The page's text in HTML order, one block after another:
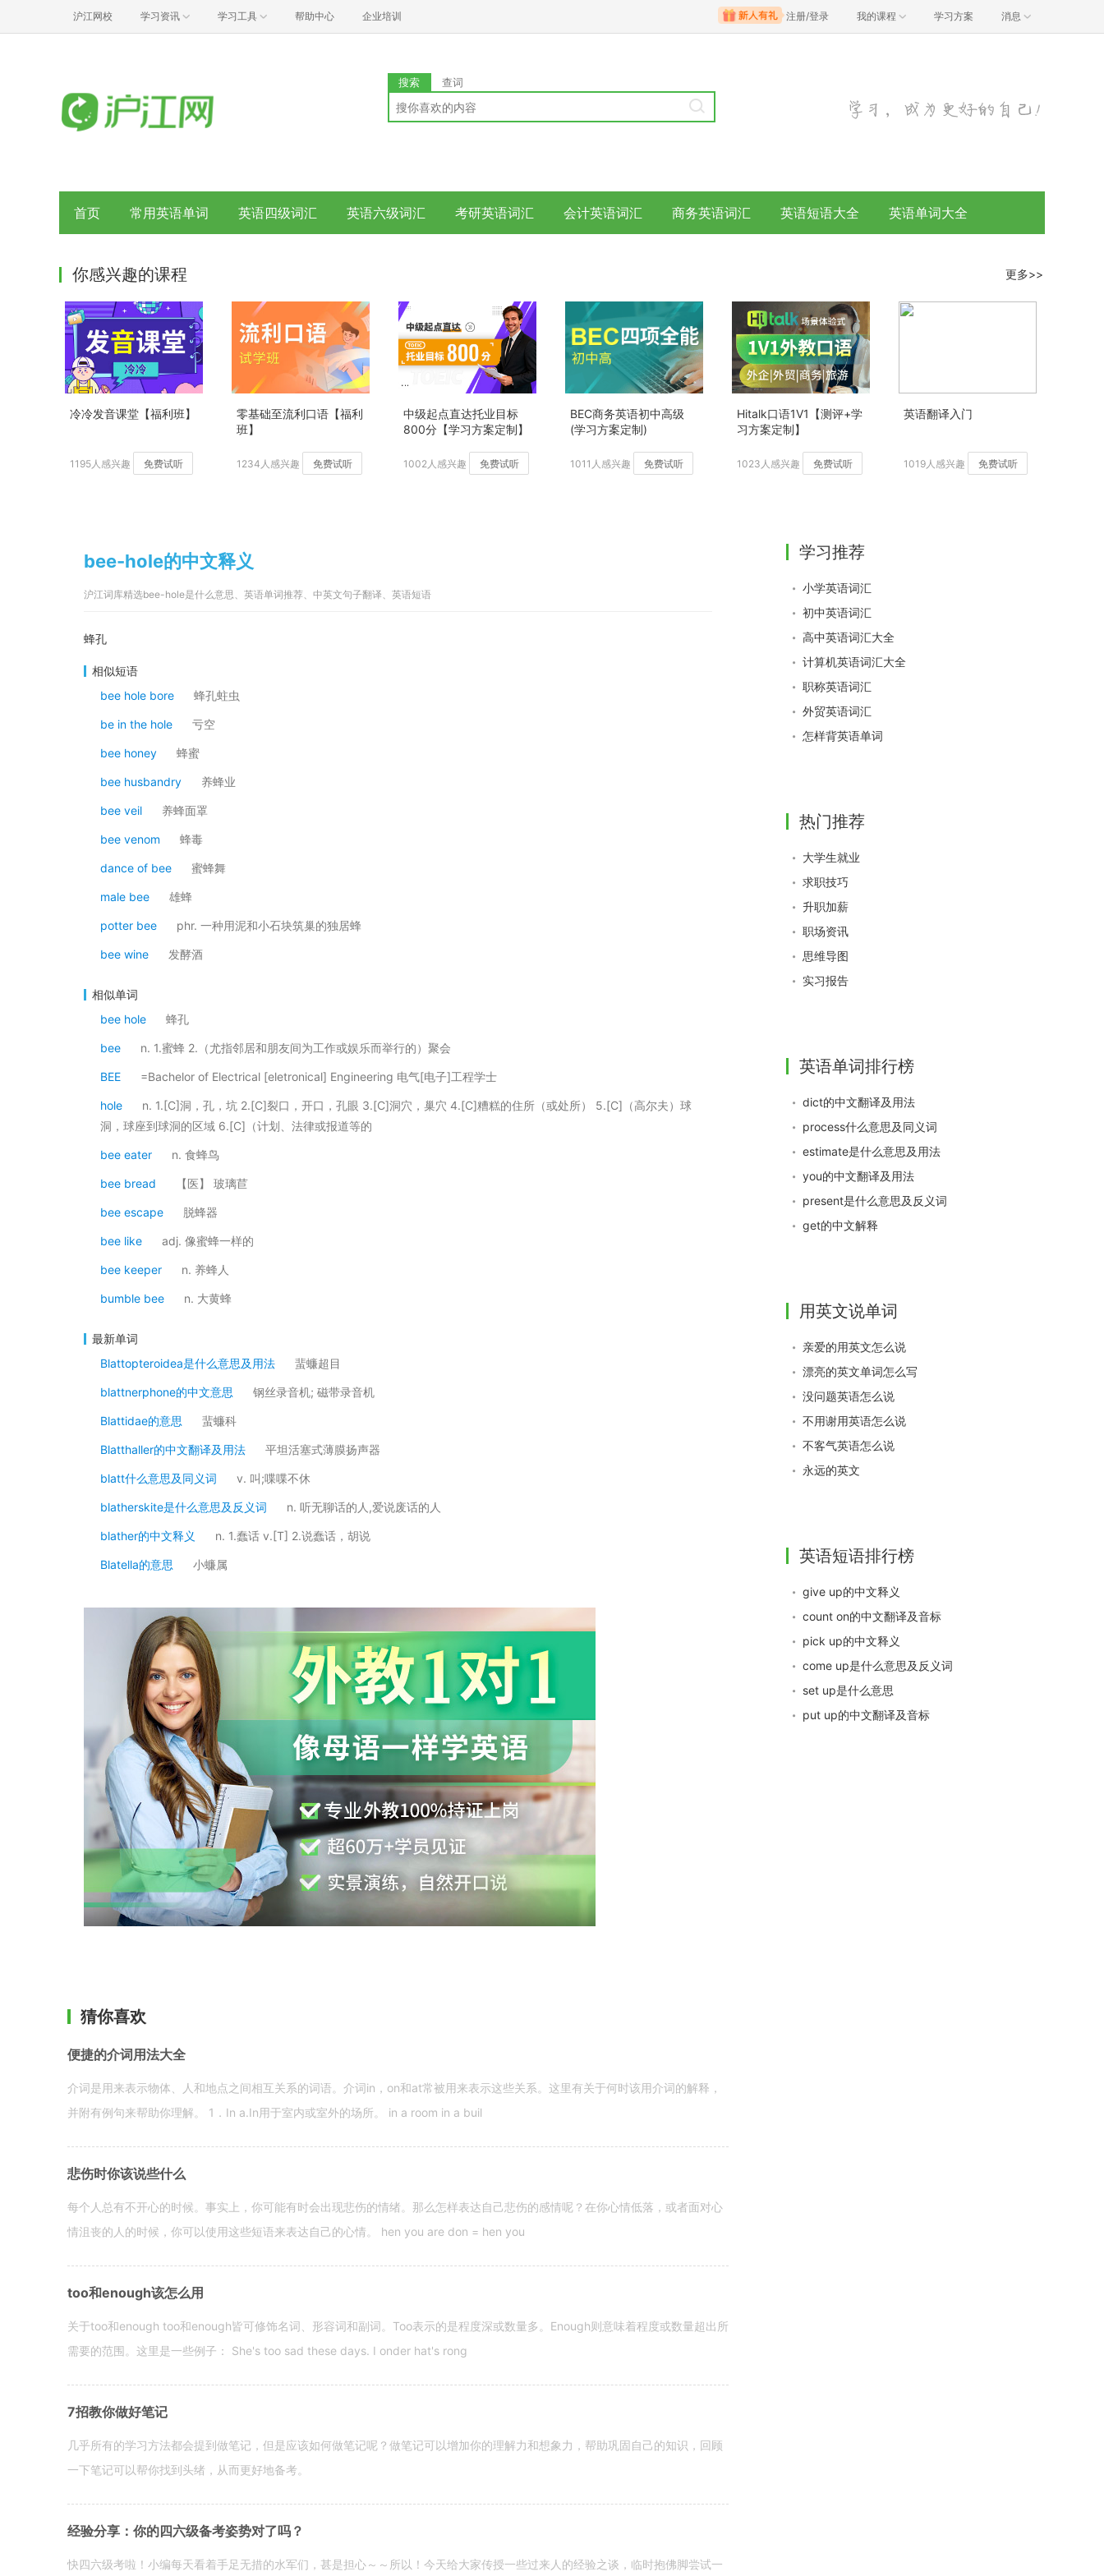
沪江网校 学习资讯 学习工具 帮助中心 企业培训 注册/登录 我的课程 学习方案 消息
搜索 查词
首页 常用英语单词 英语四级词汇 英语六级词汇 考研英语词汇 会计英语词汇 商务英语词汇 英语短语大全 英语单词大全
你感兴趣的课程 更多>>
冷冷发音课堂【福利班】
1195人感兴趣 免费试听
零基础至流利口语【福利
班】
1234人感兴趣 免费试听
中级起点直达托业目标
800分【学习方案定制】
1002人感兴趣 免费试听
BEC商务英语初中高级
(学习方案定制)
1011人感兴趣 免费试听
Hitalk口语1V1【测评+学
习方案定制】
1023人感兴趣 免费试听
英语翻译入门
1019人感兴趣 免费试听
bee-hole的中文释义
沪江词库精选bee-hole是什么意思、英语单词推荐、中英文句子翻译、英语短语
蜂孔
相似短语
bee hole bore
蜂孔蛀虫
be in the hole 亏空
bee honey 蜂蜜
bee husbandry 养蜂业
bee veil 养蜂面罩
bee venom 蜂毒
dance of bee 蜜蜂舞
male bee 雄蜂
potter bee phr. 一种用泥和小石块筑巢的独居蜂
bee wine 发酵酒
相似单词
bee hole
蜂孔
bee n. 1.蜜蜂 2.（尤指邻居和朋友间为工作或娱乐而举行的）聚会
BEE =Bachelor of Electrical [eletronical] Engineering 电气[电子]工程学士
hole
n. 1.[C]洞，孔，坑 2.[C]裂口，开口，孔眼 3.[C]洞穴，巢穴 4.[C]糟糕的住所（或处所） 5.[C]（高尔夫）球
洞，球座到球洞的区域 6.[C]（计划、法律或报道等的
bee eater n. 食蜂鸟
bee bread 【医】 玻璃苣
bee escape 脱蜂器
bee like adj. 像蜜蜂一样的
bee keeper n. 养蜂人
bumble bee n. 大黄蜂
最新单词
Blattopteroidea是什么意思及用法
蜚蠊超目
blattnerphone的中文意思 钢丝录音机; 磁带录音机
Blattidae的意思 蜚蠊科
Blatthaller的中文翻译及用法 平坦活塞式薄膜扬声器
blatt什么意思及同义词 v. 叫;喋喋不休
blatherskite是什么意思及反义词 n. 听无聊话的人,爱说废话的人
blather的中文释义 n. 1.蠢话 v.[T] 2.说蠢话，胡说
Blatella的意思 小蠊属
猜你喜欢
便捷的介词用法大全
介词是用来表示物体、人和地点之间相互关系的词语。介词in，on和at常被用来表示这些关系。这里有关于何时该用介词的解释，
并附有例句来帮助你理解。 1．In a.In用于室内或室外的场所。 in a room in a buil
悲伤时你该说些什么
每个人总有不开心的时候。事实上，你可能有时会出现悲伤的情绪。那么怎样表达自己悲伤的感情呢？在你心情低落，或者面对心
情沮丧的人的时候，你可以使用这些短语来表达自己的心情。 hen you are don = hen you
too和enough该怎么用
关于too和enough too和enough皆可修饰名词、形容词和副词。Too表示的是程度深或数量多。Enough则意味着程度或数量超出所
需要的范围。这里是一些例子： She's too sad these days. I onder hat's rong
7招教你做好笔记
几乎所有的学习方法都会提到做笔记，但是应该如何做笔记呢？做笔记可以增加你的理解力和想象力，帮助巩固自己的知识，回顾
一下笔记可以帮你找到头绪，从而更好地备考。
经验分享：你的四六级备考姿势对了吗？
快四六级考啦！小编每天看着手足无措的水军们，甚是担心～～所以！今天给大家传授一些过来人的经验之谈，临时抱佛脚尝试一
学习推荐
小学英语词汇
初中英语词汇
高中英语词汇大全
计算机英语词汇大全
职称英语词汇
外贸英语词汇
怎样背英语单词
热门推荐
大学生就业
求职技巧
升职加薪
职场资讯
思维导图
实习报告
英语单词排行榜
dict的中文翻译及用法
process什么意思及同义词
estimate是什么意思及用法
you的中文翻译及用法
present是什么意思及反义词
get的中文解释
用英文说单词
亲爱的用英文怎么说
漂亮的英文单词怎么写
没问题英语怎么说
不用谢用英语怎么说
不客气英语怎么说
永远的英文
英语短语排行榜
give up的中文释义
count on的中文翻译及音标
pick up的中文释义
come up是什么意思及反义词
set up是什么意思
put up的中文翻译及音标